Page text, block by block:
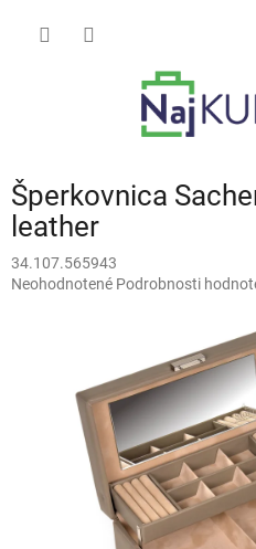
Šperkovnica
leather
34.107.565943
Priemerné
hviezdičiek.
Neohodnotené Podrobnosti